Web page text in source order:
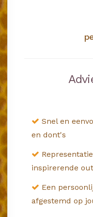
Snel en
en dont's
inspirerende
Een
afgestemd op